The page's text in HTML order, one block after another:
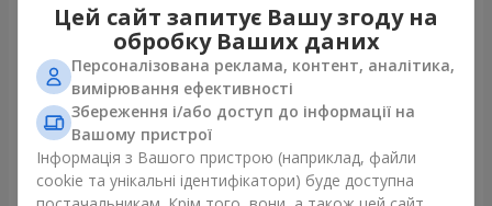
Букет "Хрещатик"
3 799 грн
Букет "Ми та літо"
1 554 грн
Цей сайт запитує Вашу згоду на
обробку Ваших даних
Персоналізована реклама, контент, аналітика,
вимірювання ефективності
Збереження і/або доступ до інформації на
Вашому пристрої
Інформація з Вашого пристрою (наприклад, файли
cookie та унікальні ідентифікатори) буде доступна